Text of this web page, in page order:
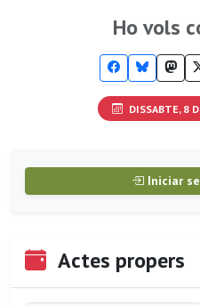
Ho vols
DISSABTE, 8
Iniciar
Actes propers